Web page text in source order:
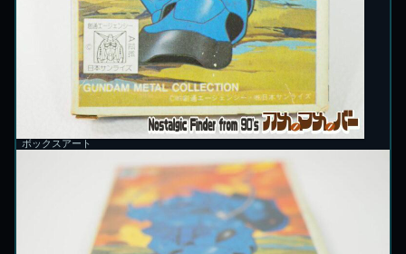
ボックスアート